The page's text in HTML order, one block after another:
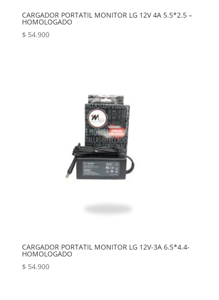
CARGADOR PORTATIL MONITOR LG 12V 4A 5.5*2.5 –
HOMOLOGADO
$ 54.900
CARGADOR PORTATIL MONITOR LG 12V-3A 6.5*4.4-
HOMOLOGADO
$ 54.900